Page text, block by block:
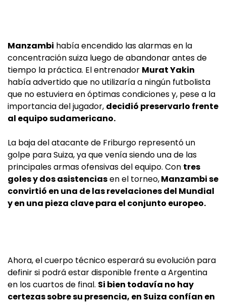
Manzambi había encendido las alarmas en la
concentración suiza luego de abandonar antes de
tiempo la práctica. El entrenador Murat Yakin
había advertido que no utilizaría a ningún futbolista
que no estuviera en óptimas condiciones y, pese a la
importancia del jugador, decidió preservarlo frente
al equipo sudamericano.
La baja del atacante de Friburgo representó un
golpe para Suiza, ya que venía siendo una de las
principales armas ofensivas del equipo. Con tres
goles y dos asistenciasen el torneo,Manzambi se
convirtió en una de las revelaciones del Mundial
y en una pieza clave para el conjunto europeo.
Ahora, el cuerpo técnico esperará su evolución para
definir si podrá estar disponible frente a Argentina
en los cuartos de final. Si bien todavía no hay
certezas sobre su presencia, en Suiza confían en